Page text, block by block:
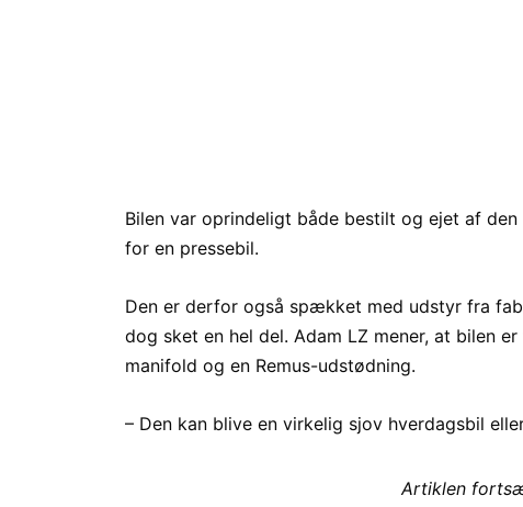
Bilen var oprindeligt både bestilt og ejet af
for en pressebil.
Den er derfor også spækket med udstyr fra
dog sket en hel del. Adam LZ mener, at bilen
manifold og en Remus-udstødning.
– Den kan blive en virkelig sjov hverdagsbil
Artiklen